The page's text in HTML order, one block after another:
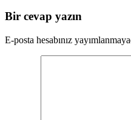
Bir cevap yazın
E-posta hesabınız